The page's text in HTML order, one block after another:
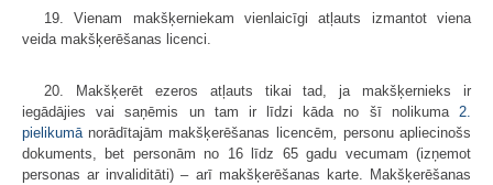
19. Vienam makšķerniekam vienlaicīgi atļauts izmantot viena
veida makšķerēšanas licenci.
20. Makšķerēt ezeros atļauts tikai tad, ja makšķernieks ir
iegādājies vai saņēmis un tam ir līdzi kāda no šī nolikuma 2.
pielikumā norādītajām makšķerēšanas licencēm
personu apliecinošs
dokuments, bet personām no 16 līdz 65 gadu vecumam (izņemot
personas ar invaliditāti) – arī makšķerēšanas karte. Makšķerēšanas